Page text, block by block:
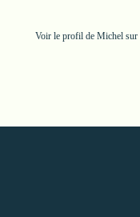
Voir le profil de Michel sur